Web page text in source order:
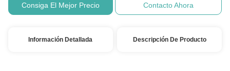
Consiga El Mejor Precio Contacto Ahora
Información Detallada Descripción De Producto